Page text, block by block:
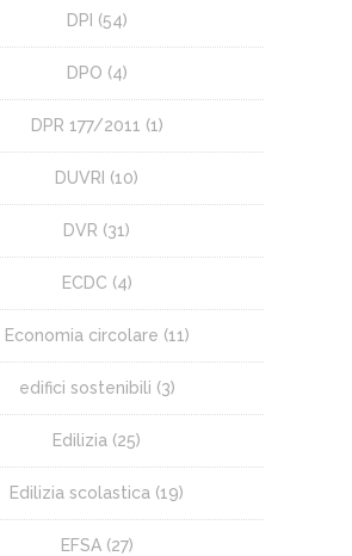
DPI (54)
DPO (4)
DPR 177/2011 (1)
DUVRI (10)
DVR (31)
ECDC (4)
Economia circolare (11)
edifici sostenibili (3)
Edilizia (25)
Edilizia scolastica (19)
EFSA(27)